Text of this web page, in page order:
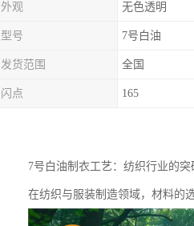
外观 无色透明
型号 7号白油
发货范围 全国
闪点 165
7号白油制衣工艺：纺织行业的突
在纺织与服装制造领域，材料的